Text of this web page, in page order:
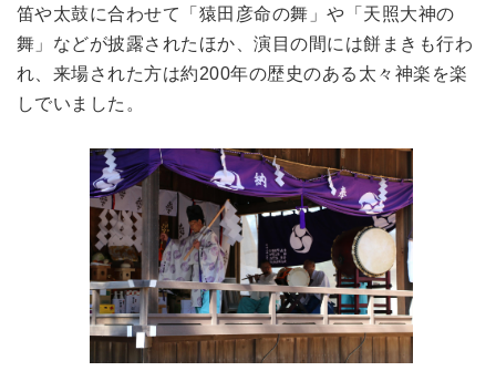
笛や太鼓に合わせて「猿田彦命の舞」や「天照大神の
舞」などが披露されたほか、演目の間には餅まきも行わ
れ、来場された方は約200年の歴史のある太々神楽を楽
しでいました。